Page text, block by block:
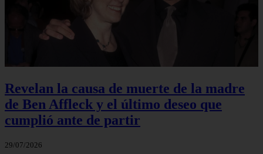
Revelan la causa de muerte de la madre
de Ben Affleck y el último deseo que
cumplió ante de partir
29/07/2026